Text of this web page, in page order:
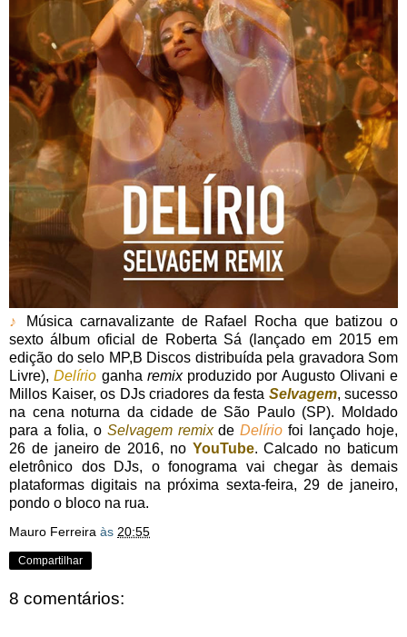
♪
Música carnavalizante de Rafael Rocha que batizou o
sexto álbum oficial de Roberta Sá (lançado em 2015 em
edição do selo MP,B Discos distribuída pela gravadora Som
Livre),Delírio ganha remixproduzido por Augusto Olivani e
Millos Kaiser, os DJs criadores da festa Selvagem, sucesso
na cena noturna da cidade de São Paulo (SP). Moldado
para a folia, o Selvagem remixdeDelírio foi lançado hoje,
26 de janeiro de 2016, no YouTube. Calcado no baticum
eletrônico dos DJs, o fonograma vai chegar às demais
plataformas digitais na próxima sexta-feira, 29 de janeiro,
pondo o bloco na rua.
Mauro Ferreira às 20:55
Compartilhar
8 comentários: